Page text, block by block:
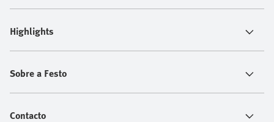
Highlights
Sobre a Festo
Contacto